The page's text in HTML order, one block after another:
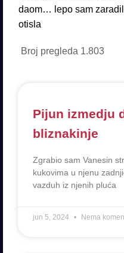
daom… lepo sam
otisla
Broj pregleda 1.803
Pijun izmedju
bliznakinje
Zgrabio sam Vanesin
kukovima u njenu
vazduh iz njenih pluća
jun 5, 2024 Nema